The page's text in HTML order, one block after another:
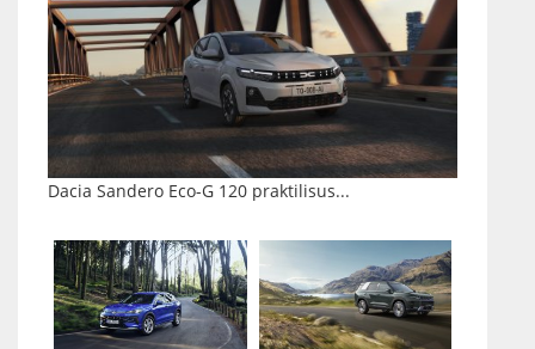
Dacia Sandero Eco-G 120 praktilisus...